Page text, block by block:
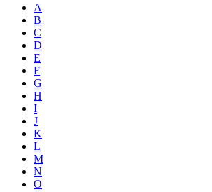
A
B
C
D
E
F
G
H
I
J
K
L
M
N
O